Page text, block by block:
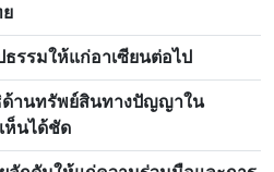
รรมให้แก่อาเซียนต่อไป
านทรัพย์สินทางปัญญาใน
ห็นได้ชัด